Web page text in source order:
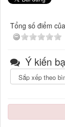
Tổng số điểm
Ý kiến